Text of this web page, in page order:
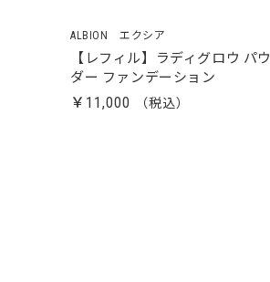
ALBION エクシア
【レフィル】ラディグロウ パウ
ダー ファンデーション
￥11,000